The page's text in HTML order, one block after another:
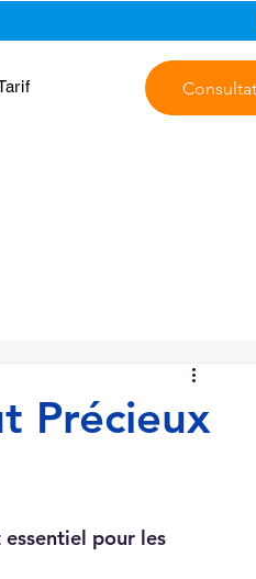
Précieux
pour les